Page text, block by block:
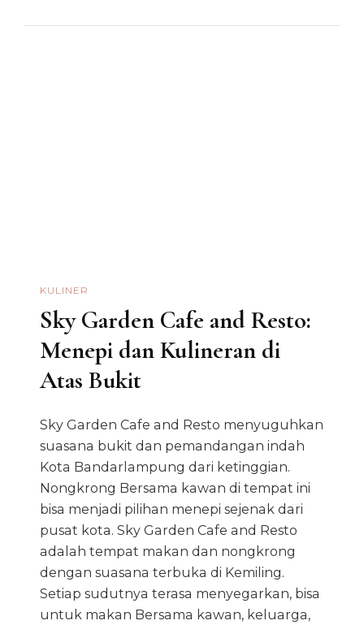
KULINER
Sky Garden Cafe and Resto:
Menepi dan Kulineran di
Atas Bukit
Sky Garden Cafe and Resto menyuguhkan
suasana bukit dan pemandangan indah
Kota Bandarlampung dari ketinggian.
Nongkrong Bersama kawan di tempat ini
bisa menjadi pilihan menepi sejenak dari
pusat kota. Sky Garden Cafe and Resto
adalah tempat makan dan nongkrong
dengan suasana terbuka di Kemiling.
Setiap sudutnya terasa menyegarkan, bisa
untuk makan Bersama kawan, keluarga,